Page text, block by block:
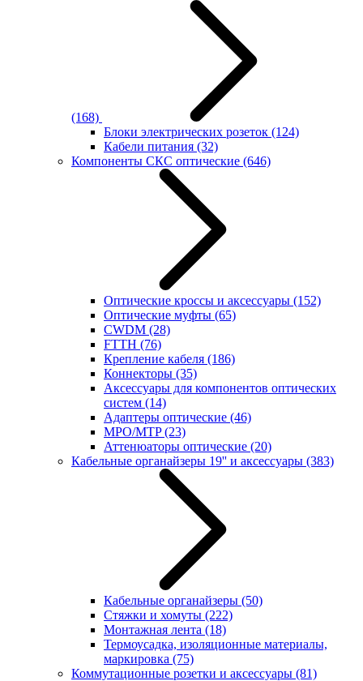
(168)
Блоки электрических розеток (124)
Кабели питания (32)
Компоненты СКС оптические (646)
Оптические кроссы и аксессуары (152)
Оптические муфты (65)
CWDM (28)
FTTH (76)
Крепление кабеля (186)
Коннекторы (35)
Аксессуары для компонентов оптических
систем (14)
Адаптеры оптические (46)
MPO/MTP(23)
Аттенюаторы оптические (20)
Кабельные органайзеры 19'' и аксессуары (383)
Кабельные органайзеры (50)
Стяжки и хомуты (222)
Монтажная лента (18)
Термоусадка, изоляционные материалы,
маркировка (75)
Коммутационные розетки и аксессуары (81)